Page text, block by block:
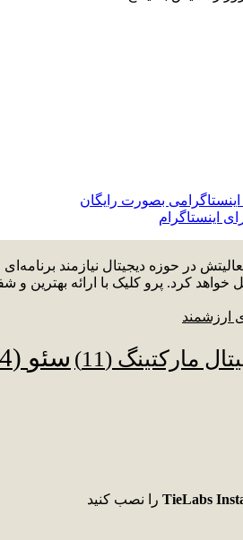
اینستاگرام
در حوزه دیجیتال نیازمند
خواهد کرد. پرو کلیک با ارائه
مارکتینگ (11) سئو (14)
TieLabs را نصب کنید